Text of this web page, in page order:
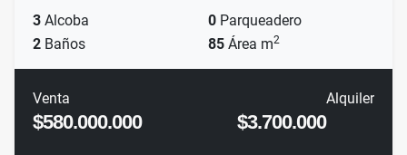
3 Alcoba 0 Parqueadero
2 Baños 85 Área m2
Venta
$580.000.000
Alquiler
$3.700.000